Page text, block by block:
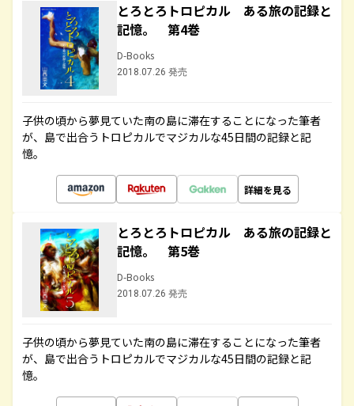
とろとろトロピカル ある旅の記録と
記憶。 第4巻
D-Books
2018.07.26 発売
子供の頃から夢見ていた南の島に滞在することになった筆者
が、島で出合うトロピカルでマジカルな45日間の記録と記
憶。
詳細を見る
とろとろトロピカル ある旅の記録と
記憶。 第5巻
D-Books
2018.07.26 発売
子供の頃から夢見ていた南の島に滞在することになった筆者
が、島で出合うトロピカルでマジカルな45日間の記録と記
憶。